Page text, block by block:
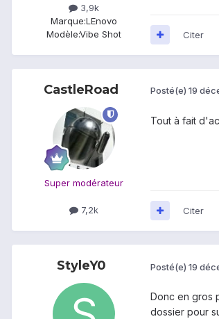
3,9k
Marque:LEnovo
Modèle:Vibe Shot Citer
CastleRoad
Super modérateur
7,2k
Posté(e) 19
Tout à fait
Citer
StyleY0 Posté(e) 19
Donc en gros
dossier pour